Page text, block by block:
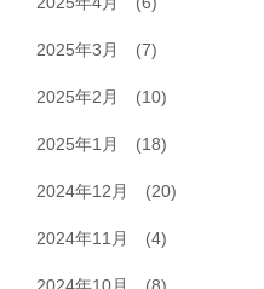
2025年3月 (7)
2025年2月 (10)
2025年1月 (18)
2024年12月 (20)
2024年11月 (4)
2024年10月 (8)